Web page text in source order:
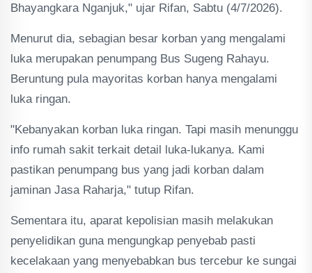
Bhayangkara Nganjuk," ujar Rifan, Sabtu (4/7/2026).
Menurut dia, sebagian besar korban yang mengalami
luka merupakan penumpang Bus Sugeng Rahayu.
Beruntung pula mayoritas korban hanya mengalami
luka ringan.
"Kebanyakan korban luka ringan. Tapi masih menunggu
info rumah sakit terkait detail luka-lukanya. Kami
pastikan penumpang bus yang jadi korban dalam
jaminan Jasa Raharja," tutup Rifan.
Sementara itu, aparat kepolisian masih melakukan
penyelidikan guna mengungkap penyebab pasti
kecelakaan yang menyebabkan bus tercebur ke sungai